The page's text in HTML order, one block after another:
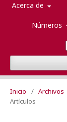
Acerca de
Números
Inicio / Archivos
Artículos